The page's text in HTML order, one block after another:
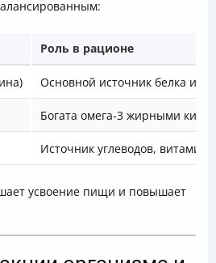
Роль в рационе
Основной источник белка и
Богата омега-3 жирными
Источник углеводов,
усвоение пищи и повышает